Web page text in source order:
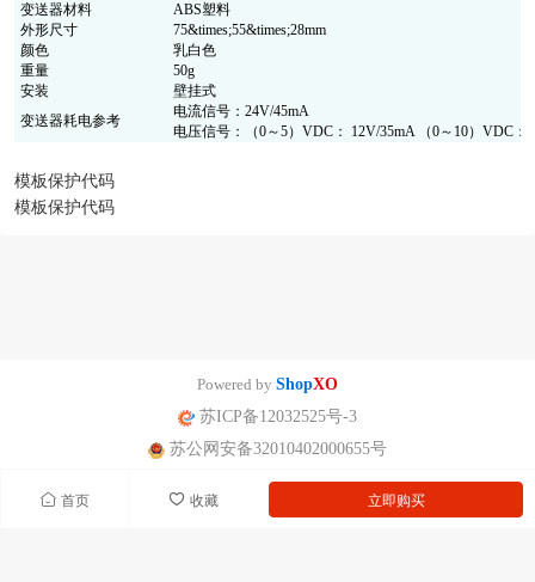
首页 收藏 立即购买
变送器材料
ABS塑料
外形尺寸
75&times;55&times;28mm
颜色
乳白色
重量
50g
安装
壁挂式
变送器耗电参考
电流信号：24V/45mA
电压信号：（0～5）VDC： 12V/35mA （0～10）VDC：
模板保护代码
模板保护代码
Powered by ShopXO
苏ICP备12032525号-3
苏公网安备32010402000655号